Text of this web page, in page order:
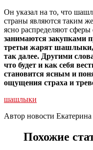
Он указал на то, что
страны являются таким
ясно распределяют сферы
занимаются закупками
третьи жарят шашлыки,
так далее. Другими
что будет и как себя
становится ясным и
ощущения страха и
шашлыки
Автор новости
Похожие